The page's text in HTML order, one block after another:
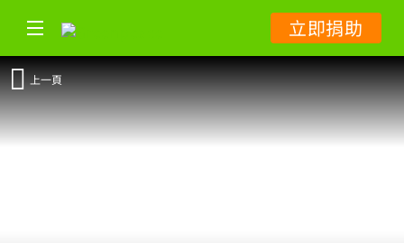
立即捐助
上一頁